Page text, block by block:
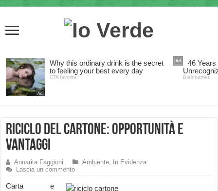
Riciclo del Cartone: opportunità e
vantaggi
Annarita Faggioni Ambiente,
In Evidenza
Lascia un commento
Carta e